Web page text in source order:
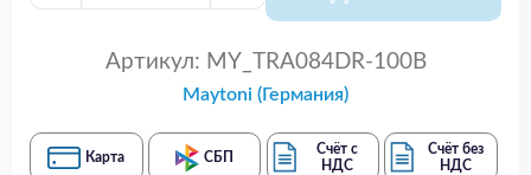
Артикул: MY_TRA084DR-100B
Maytoni (Германия)
Карта СБП
Счёт с
НДС
Счёт без
НДС